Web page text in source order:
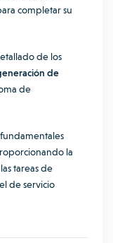
completar su
de los
de
de
fundamentales
la
tareas de
de servicio